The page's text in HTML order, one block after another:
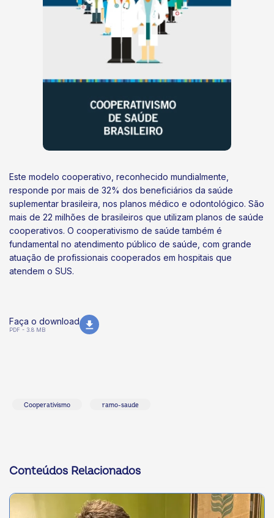
Este modelo cooperativo, reconhecido mundialmente,
responde por mais de 32% dos beneficiários da saúde
suplementar brasileira, nos planos médico e odontológico. São
mais de 22 milhões de brasileiros que utilizam planos de saúde
cooperativos. O cooperativismo de saúde também é
fundamental no atendimento público de saúde, com grande
atuação de profissionais cooperados em hospitais que
atendem o SUS.
Faça o download
PDF - 3.8 MB
Cooperativismo ramo-saude
Conteúdos Relacionados